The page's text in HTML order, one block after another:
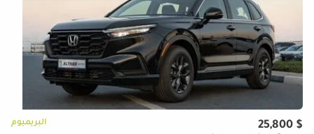
$ 25,800 البريميوم